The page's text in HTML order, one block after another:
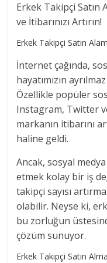
Erkek Takipçi Satın
ve İtibarınızı Artırın!
Erkek Takipçi Satın
İnternet çağında,
hayatımızın
Özellikle popüler
Instagram, Twitter
markanın itibarını
haline geldi.
Ancak, sosyal
etmek kolay bir iş
takipçi sayısı
olabilir. Neyse ki,
bu zorluğun
çözüm sunuyor.
Erkek Takipçi Satın